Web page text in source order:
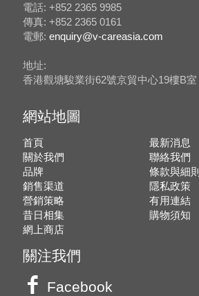
電話: +852 2365 9985
傳真: +852 2365 0161
電郵: enquiry@v-careasia.com
地址:
香港觀塘駿業街62號京貿中心19樓B室
網站地圖
首頁
關於我們
品牌
銷售渠道
營銷策略
昔日相集
網上商店
最新消息
聯絡我們
條款與細則
隱私政策
有用連結
購物須知
關注我們
Facebook